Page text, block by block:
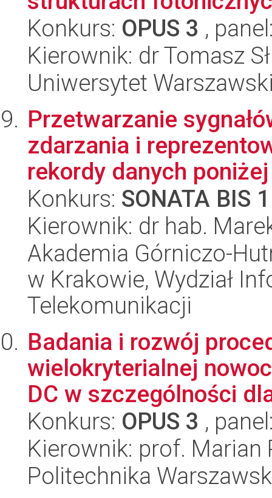
Konkurs: OPUS 3 ,
Kierownik: dr Tomasz
Uniwersytet
Przetwarzanie
zdarzania i
rekordy danych
Konkurs: SONATA BIS 1
Kierownik: dr hab.
Akademia Górniczo-
w Krakowie, Wydział
Telekomunikacji
Badania i rozwój
wielokryterialnej
DC w szczególności
Konkurs: OPUS 3 ,
Kierownik: prof.
Politechnika